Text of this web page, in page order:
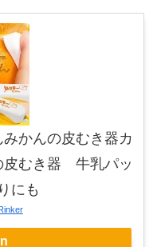
かんの皮むき器カ
むき器 牛乳パッ
にも
Rinker